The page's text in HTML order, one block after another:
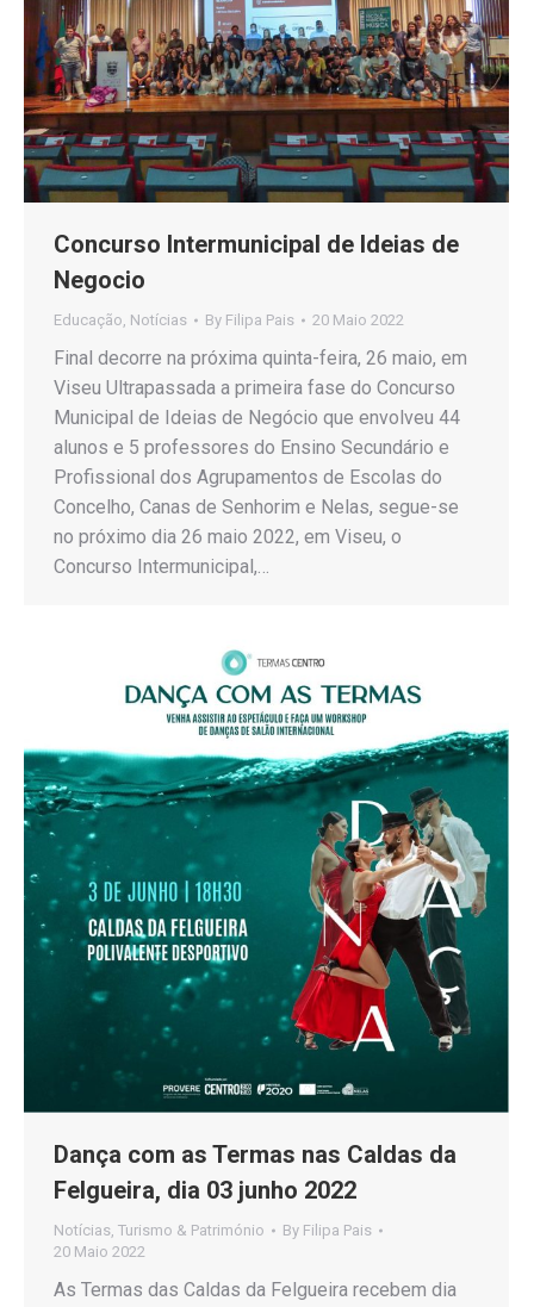
Concurso Intermunicipal de Ideias de
Negocio
Educação Notícias By Filipa Pais 20 Maio 2022
Final decorre na próxima quinta-feira, 26 maio, em
Viseu Ultrapassada a primeira fase do Concurso
Municipal de Ideias de Negócio que envolveu 44
alunos e 5 professores do Ensino Secundário e
Profissional dos Agrupamentos de Escolas do
Concelho, Canas de Senhorim e Nelas, segue-se
no próximo dia 26 maio 2022, em Viseu, o
Concurso Intermunicipal,…
Dança com as Termas nas Caldas da
Felgueira, dia 03 junho 2022
Notícias, Turismo & Património By Filipa Pais
20 Maio 2022
As Termas das Caldas da Felgueira recebem dia